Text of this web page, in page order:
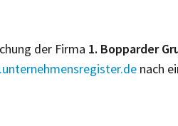
der Firma 1. Bopparder
nach